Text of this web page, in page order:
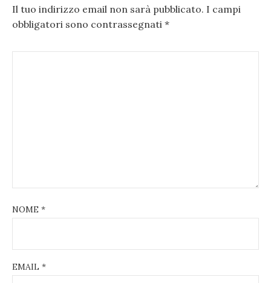
Il tuo indirizzo email non sarà pubblicato. I campi
obbligatori sono contrassegnati *
NOME *
EMAIL *